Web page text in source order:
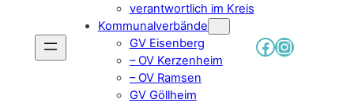
verantwortlich im Kreis
Kommunalverbände
GV Eisenberg
– OV Kerzenheim
– OV Ramsen
GV Göllheim
Facebook